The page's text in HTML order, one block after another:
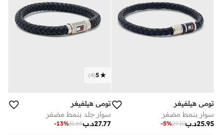
تومي هيلفيغر
سوار بنمط مضفر
د.ب25.95
27.10
-5%
5
(
4
)
تومي هيلفيغر
سوار جلد بنمط مضفر
د.ب27.77
31.65
-13%